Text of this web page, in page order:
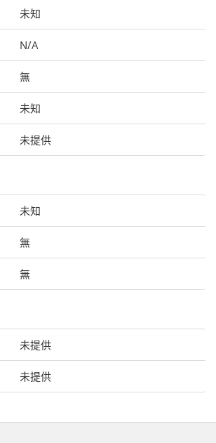
未知
N/A
無
未知
未提供
未知
無
無
未提供
未提供